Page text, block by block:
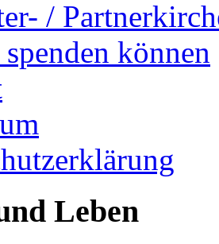
/
können
Leben